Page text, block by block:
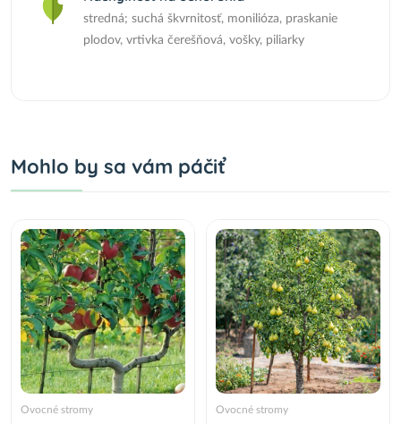
stredná; suchá škvrnitosť, monilióza, praskanie
plodov, vrtivka čerešňová, vošky, piliarky
Mohlo by sa vám páčiť
Ovocné stromy Ovocné stromy